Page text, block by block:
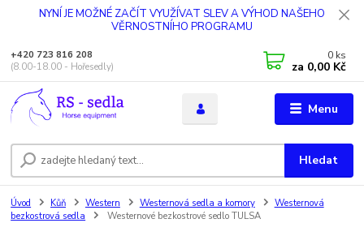
NYNÍ JE MOŽNÉ ZAČÍT VYUŽÍVAT SLEV A VÝHOD NAŠEHO
VĚRNOSTNÍHO PROGRAMU
Menu
Hledat
+420 723 816 208
(8.00-18.00 - Hořesedly)
0 ks
za 0,00 Kč
Úvod Kůň Western Westernová sedla a komory
Westernová
bezkostrová sedla
Westernové bezkostrové sedlo TULSA